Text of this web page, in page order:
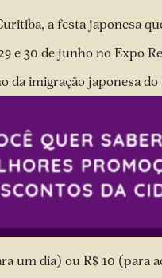
a festa japonesa
e 30 de junho no Expo
da imigração japonesa
um dia) ou R$ 10 (para